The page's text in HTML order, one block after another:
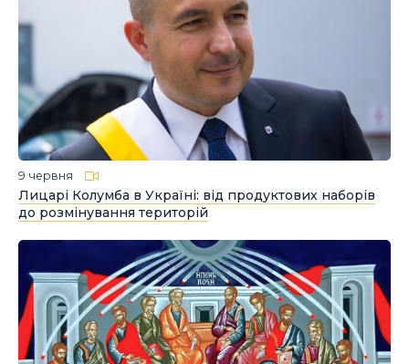
9 червня
Лицарі Колумба в Україні: від продуктових наборів
до розмінування територій